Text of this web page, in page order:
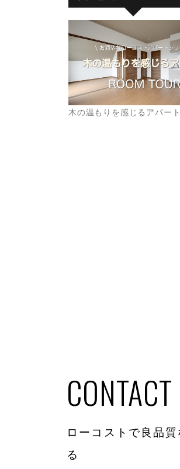
木の温もりを感じるアパート
CONTACT
ローコストで良品
る